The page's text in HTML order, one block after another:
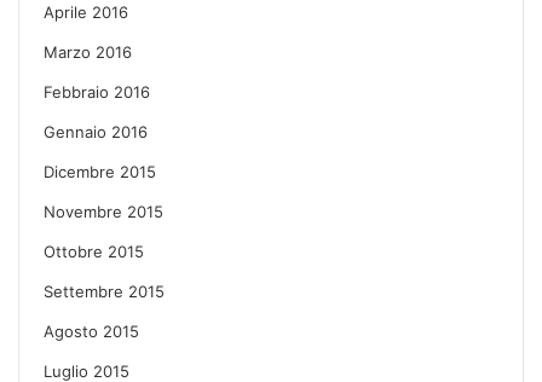
Aprile 2016
Marzo 2016
Febbraio 2016
Gennaio 2016
Dicembre 2015
Novembre 2015
Ottobre 2015
Settembre 2015
Agosto 2015
Luglio 2015